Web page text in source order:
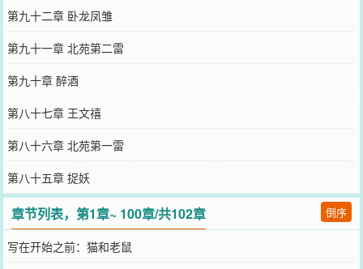
第九十二章 卧龙凤雏
第九十一章 北苑第二雷
第九十章 醉酒
第八十七章 王文禧
第八十六章 北苑第一雷
第八十五章 捉妖
章节列表，第1章~ 100章/共102章 倒序
写在开始之前：猫和老鼠